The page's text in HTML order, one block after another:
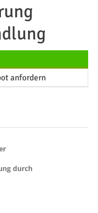
anfordern
durch